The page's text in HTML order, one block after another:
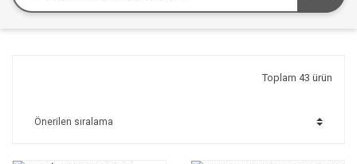
Toplam 43 ürün